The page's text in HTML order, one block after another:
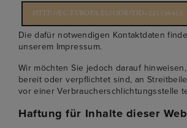
HTTP://EC.EUROPA.EU/ODR?TID=221136413
Die dafür notwendigen Kontaktdaten
unserem Impressum.
Wir möchten Sie jedoch darauf
bereit oder verpflichtet sind, an
vor einer Verbraucherschlichtungsstelle
Haftung für Inhalte dieser